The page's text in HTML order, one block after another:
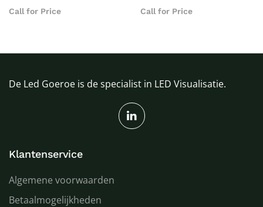
Call for Price Call for Price
De Led Goeroe is de specialist in LED Visualisatie.
Klantenservice
Algemene voorwaarden
Betaalmogelijkheden